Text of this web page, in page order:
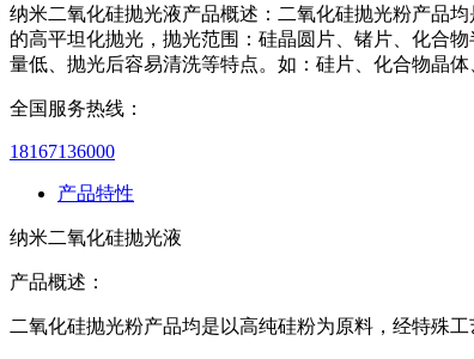
纳米二氧化硅抛光液产品概述：二氧化硅抛光粉产品
的高平坦化抛光，抛光范围：硅晶圆片、锗片、化合
量低、抛光后容易清洗等特点。如：硅片、化合物晶
全国服务热线：
18167136000
产品特性
纳米二氧化硅抛光液
产品概述：
二氧化硅抛光粉产品均是以高纯硅粉为原料，经特殊